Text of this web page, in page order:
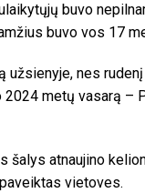
buvo
buvo vos 17
užsienyje, nes
metų vasarą –
šalys atnaujino
vietoves.